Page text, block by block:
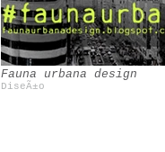
Fauna urbana design
DiseÃ±o
Bobo choses